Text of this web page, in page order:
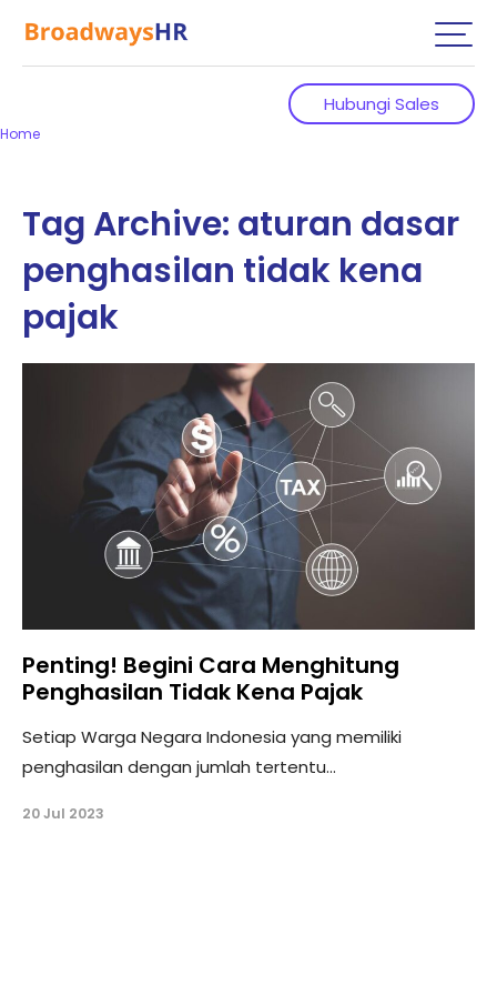
Hubungi Sales
Home
Tag Archive: aturan dasar
penghasilan tidak kena
pajak
Penting! Begini Cara Menghitung
Penghasilan Tidak Kena Pajak
Setiap Warga Negara Indonesia yang memiliki
penghasilan dengan jumlah tertentu...
20 Jul 2023